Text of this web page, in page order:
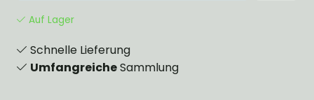
Auf Lager
Schnelle Lieferung
UmfangreicheSammlung